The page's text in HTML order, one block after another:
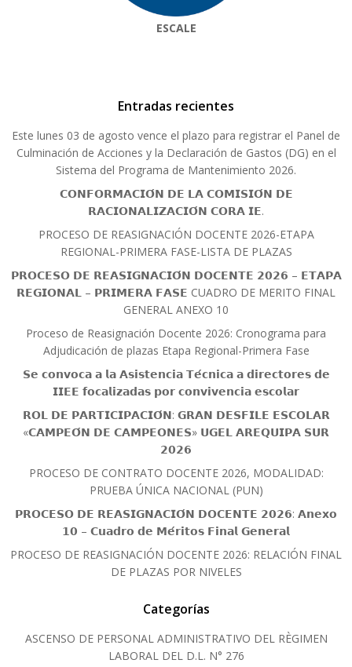
ESCALE
Entradas recientes
Este lunes 03 de agosto vence el plazo para registrar el Panel de
Culminación de Acciones y la Declaración de Gastos (DG) en el
Sistema del Programa de Mantenimiento 2026.
𝗖𝗢𝗡𝗙𝗢𝗥𝗠𝗔𝗖𝗜𝗢́𝗡 𝗗𝗘 𝗟𝗔 𝗖𝗢𝗠𝗜𝗦𝗜𝗢́𝗡 𝗗𝗘
𝗥𝗔𝗖𝗜𝗢𝗡𝗔𝗟𝗜𝗭𝗔𝗖𝗜𝗢́𝗡 𝗖𝗢𝗥𝗔 𝗜𝗘.
PROCESO DE REASIGNACIÓN DOCENTE 2026-ETAPA
REGIONAL-PRIMERA FASE-LISTA DE PLAZAS
𝗣𝗥𝗢𝗖𝗘𝗦𝗢 𝗗𝗘 𝗥𝗘𝗔𝗦𝗜𝗚𝗡𝗔𝗖𝗜𝗢́𝗡 𝗗𝗢𝗖𝗘𝗡𝗧𝗘 𝟮𝟬𝟮𝟲 – 𝗘𝗧𝗔𝗣𝗔
𝗥𝗘𝗚𝗜𝗢𝗡𝗔𝗟 – 𝗣𝗥𝗜𝗠𝗘𝗥𝗔 𝗙𝗔𝗦𝗘 CUADRO DE MERITO FINAL
GENERAL ANEXO 10
Proceso de Reasignación Docente 2026: Cronograma para
Adjudicación de plazas Etapa Regional-Primera Fase
𝗦𝗲 𝗰𝗼𝗻𝘃𝗼𝗰𝗮 𝗮 𝗹𝗮 𝗔𝘀𝗶𝘀𝘁𝗲𝗻𝗰𝗶𝗮 𝗧𝗲́𝗰𝗻𝗶𝗰𝗮 𝗮 𝗱𝗶𝗿𝗲𝗰𝘁𝗼𝗿𝗲𝘀 𝗱𝗲
𝗜𝗜𝗘𝗘 𝗳𝗼𝗰𝗮𝗹𝗶𝘇𝗮𝗱𝗮𝘀 𝗽𝗼𝗿 𝗰𝗼𝗻𝘃𝗶𝘃𝗲𝗻𝗰𝗶𝗮 𝗲𝘀𝗰𝗼𝗹𝗮𝗿
𝗥𝗢𝗟 𝗗𝗘 𝗣𝗔𝗥𝗧𝗜𝗖𝗜𝗣𝗔𝗖𝗜𝗢́𝗡: 𝗚𝗥𝗔𝗡 𝗗𝗘𝗦𝗙𝗜𝗟𝗘 𝗘𝗦𝗖𝗢𝗟𝗔𝗥
«𝗖𝗔𝗠𝗣𝗘𝗢́𝗡 𝗗𝗘 𝗖𝗔𝗠𝗣𝗘𝗢𝗡𝗘𝗦» 𝗨𝗚𝗘𝗟 𝗔𝗥𝗘𝗤𝗨𝗜𝗣𝗔 𝗦𝗨𝗥
𝟮𝟬𝟮𝟲
PROCESO DE CONTRATO DOCENTE 2026, MODALIDAD:
PRUEBA ÚNICA NACIONAL (PUN)
𝗣𝗥𝗢𝗖𝗘𝗦𝗢 𝗗𝗘 𝗥𝗘𝗔𝗦𝗜𝗚𝗡𝗔𝗖𝗜𝗢́𝗡 𝗗𝗢𝗖𝗘𝗡𝗧𝗘 𝟮𝟬𝟮𝟲: 𝗔𝗻𝗲𝘅𝗼
𝟭𝟬 – 𝗖𝘂𝗮𝗱𝗿𝗼 𝗱𝗲 𝗠𝗲́𝗿𝗶𝘁𝗼𝘀 𝗙𝗶𝗻𝗮𝗹 𝗚𝗲𝗻𝗲𝗿𝗮𝗹
PROCESO DE REASIGNACIÓN DOCENTE 2026: RELACIÓN FINAL
DE PLAZAS POR NIVELES
Categorías
ASCENSO DE PERSONAL ADMINISTRATIVO DEL RÈGIMEN
LABORAL DEL D.L. N° 276